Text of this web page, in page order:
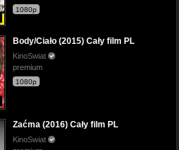
1080p
Body/Ciało (2015) Cały film PL
KinoSwiat
premium
1080p
Zaćma (2016) Cały film PL
KinoSwiat